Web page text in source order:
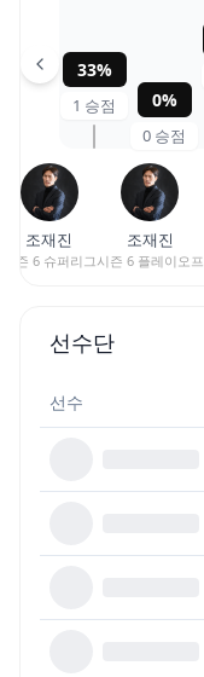
33%
1 승점 0%
0 승점
조재진
시즌 6 슈퍼리그
조재진
시즌 6 플레이오프
선수단
선수